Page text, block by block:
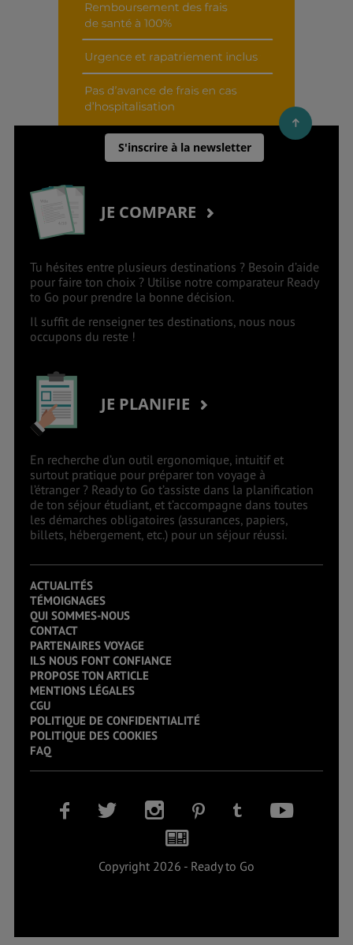
S'inscrire à la newsletter
JE COMPARE
Tu hésites entre plusieurs destinations ? Besoin d’aide
pour faire ton choix ? Utilise notre comparateur Ready
to Go pour prendre la bonne décision.
Il suffit de renseigner tes destinations, nous nous
occupons du reste !
JE PLANIFIE
En recherche d’un outil ergonomique, intuitif et
surtout pratique pour préparer ton voyage à
l’étranger ? Ready to Go t’assiste dans la planification
de ton séjour étudiant, et t’accompagne dans toutes
les démarches obligatoires (assurances, papiers,
billets, hébergement, etc.) pour un séjour réussi.
ACTUALITÉS
TÉMOIGNAGES
QUI SOMMES-NOUS
CONTACT
PARTENAIRES VOYAGE
ILS NOUS FONT CONFIANCE
PROPOSE TON ARTICLE
MENTIONS LÉGALES
CGU
POLITIQUE DE CONFIDENTIALITÉ
POLITIQUE DES COOKIES
FAQ
Copyright 2026 - Ready to Go